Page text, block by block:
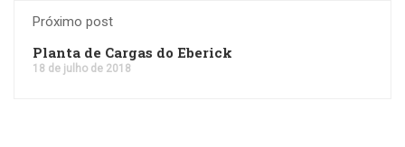
Próximo post
Planta de Cargas do Eberick
18 de julho de 2018